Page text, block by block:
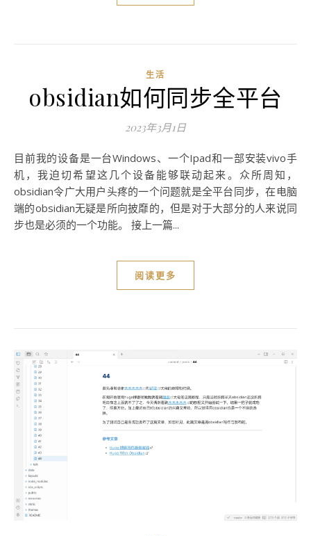
生活
obsidian如何同步全平台
2023年3月1日
目前我的设备是一台Windows、一个Ipad和一部安装vivo手
机，我迫切希望这几个设备能够联动起来。众所周知，
obsidian令广大用户头疼的一个问题就是全平台同步，在电脑
端的obsidian无疑是所向披靡的，但是对于大部分的人来说同
步也是必须的一个功能。 接上一篇...
阅读更多